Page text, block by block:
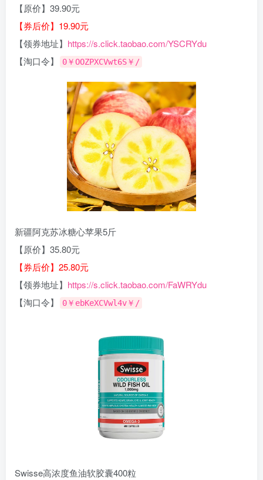
【原价】39.90元
【券后价】19.90元
【领券地址】 https://s.click.taobao.com/YSCRYdu
【淘口令】
0￥OOZPXCVwt6S￥/
新疆阿克苏冰糖心苹果5斤
【原价】35.80元
【券后价】25.80元
【领券地址】 https://s.click.taobao.com/FaWRYdu
【淘口令】
0￥ebKeXCVwl4v￥/
Swisse高浓度鱼油软胶囊400粒